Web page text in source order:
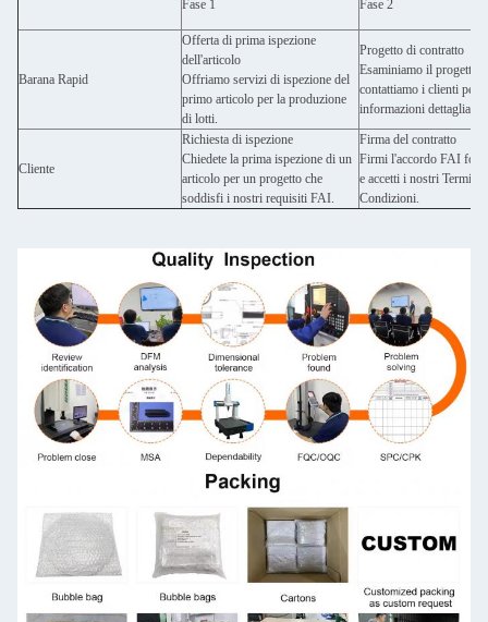
Fase 1 Fase 2
Barana Rapid
Offerta di prima ispezione
dell'articolo
Offriamo servizi di ispezione del
primo articolo per la produzione
di lotti.
Progetto di contratto
Esaminiamo il progetto e
contattiamo i clienti per
informazioni dettagliate.
Cliente
Richiesta di ispezione
Chiedete la prima ispezione di un
articolo per un progetto che
soddisfi i nostri requisiti FAI.
Firma del contratto
Firmi l'accordo FAI
e accetti i nostri Termini
Condizioni.